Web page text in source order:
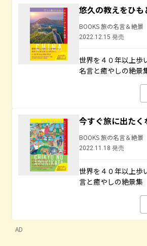
悠久の教えをひも
BOOKS 旅の名言＆絶景
2022.12.15 発売
世界を４０年以上歩
名言と癒やしの絶景
今すぐ旅に出た
BOOKS 旅の名言＆絶景
2022.11.18 発売
世界を４０年以上歩
言と癒やしの絶景集
AD